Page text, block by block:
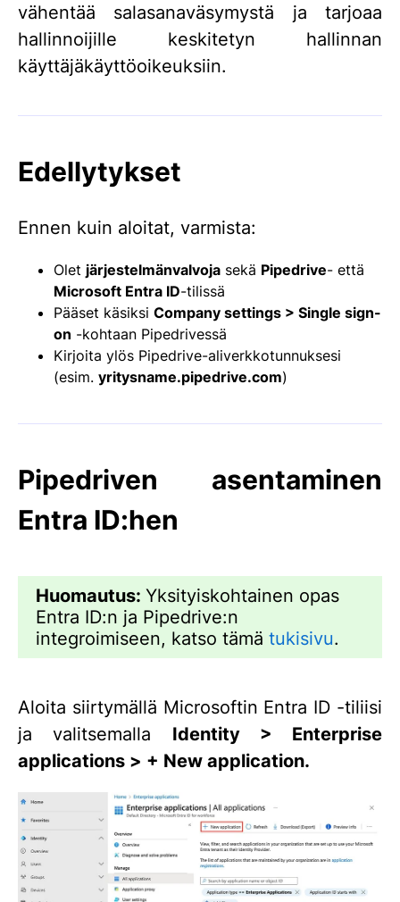
vähentää salasanaväsymystä ja tarjoaa
hallinnoijille keskitetyn hallinnan
käyttäjäkäyttöoikeuksiin.
Edellytykset
Ennen kuin aloitat, varmista:
Olet järjestelmänvalvoja sekä Pipedrive- että
Microsoft Entra ID-tilissä
Pääset käsiksi Company settings > Single sign-
on -kohtaan Pipedrivessä
Kirjoita ylös Pipedrive-aliverkkotunnuksesi
(esim. yritysname.pipedrive.com)
Pipedriven asentaminen
Entra ID:hen
Huomautus: Yksityiskohtainen opas
Entra ID:n ja Pipedrive:n
integroimiseen, katso tämä tukisivu.
Aloita siirtymällä Microsoftin Entra ID -tiliisi
ja valitsemalla Identity > Enterprise
applications > + New application.